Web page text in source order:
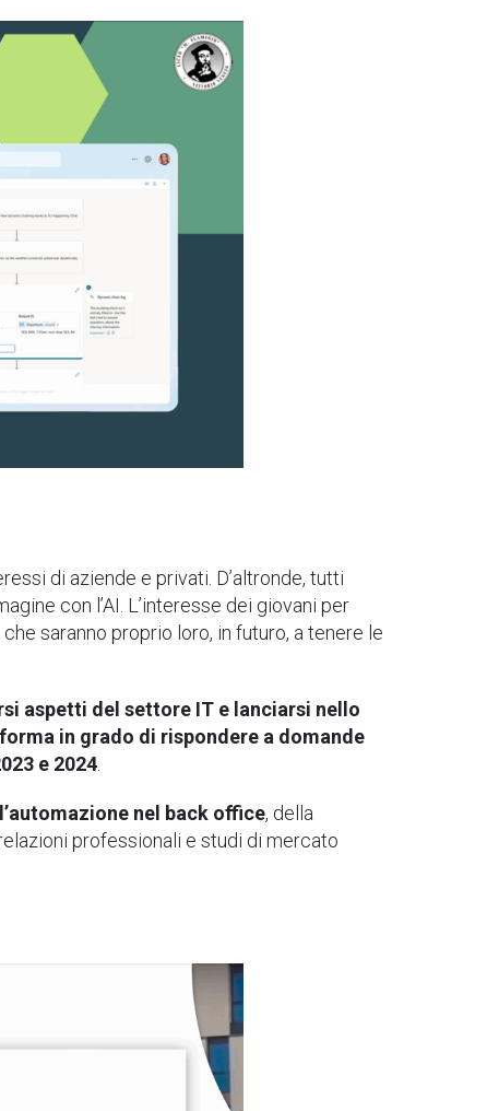
di aziende e privati. D’altronde, tutti
con l’AI. L’interesse dei giovani per
saranno proprio loro, in futuro, a tenere le
aspetti del settore IT e lanciarsi nello
in grado di rispondere a domande
e 2024.
nel back office, della
professionali e studi di mercato